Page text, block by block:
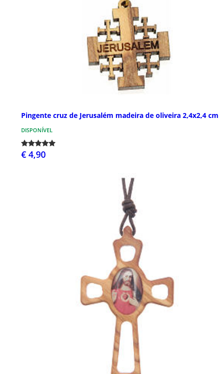
Pingente cruz de Jerusalém madeira de oliveira 2,4x2,4 cm
DISPONÍVEL
€ 4,90